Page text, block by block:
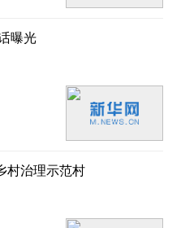
曝光
村治理示范村